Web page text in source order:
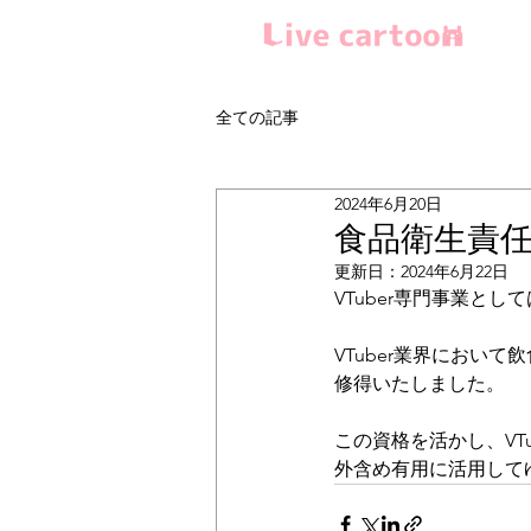
全ての記事
食品衛生責
2024年6月20日
更新日： 2024年6月22日
VTuber専門事業とし
VTuber業界において
修得いたしました。
この資格を活かし、
外含め有用に活用し